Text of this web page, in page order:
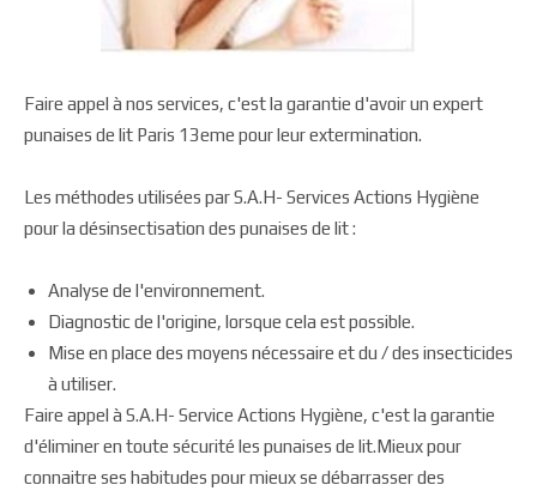
Faire appel à nos services, c'est la garantie d'avoir un expert
punaises de lit Paris 13eme pour leur extermination.
Les méthodes utilisées par S.A.H- Services Actions Hygiène
pour la désinsectisation des punaises de lit :
Analyse de l'environnement.
Diagnostic de l'origine, lorsque cela est possible.
Mise en place des moyens nécessaire et du / des insecticides
à utiliser.
Faire appel à S.A.H- Service Actions Hygiène, c'est la garantie
d'éliminer en toute sécurité les punaises de lit.Mieux pour
connaitre ses habitudes pour mieux se débarrasser des